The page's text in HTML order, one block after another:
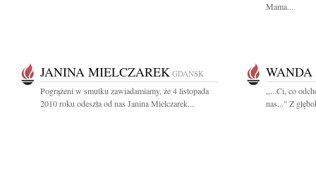
Mama...
JANINA MIELCZAREK GDAŃSK
Pogrążeni w smutku zawiadamiamy, że 4 listopada
2010 roku odeszła od nas Janina Mielczarek...
WANDA
,,...Ci, co
nas..." Z